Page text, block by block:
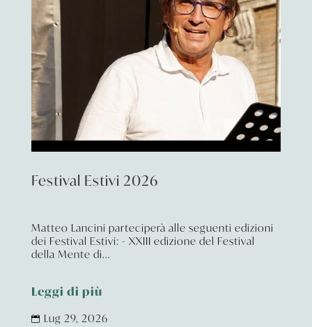
Festival Estivi 2026
Matteo Lancini parteciperà alle seguenti edizioni
dei Festival Estivi: - XXIII edizione del Festival
della Mente di...
Leggi di più
 Lug 29, 2026